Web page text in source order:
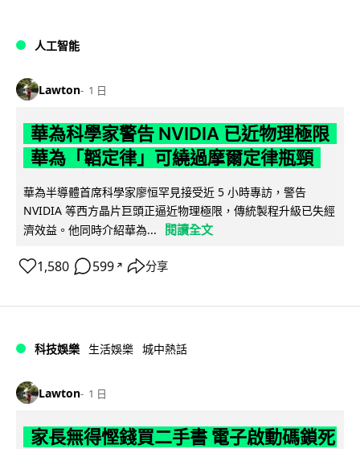
人工智能
Lawton 1 日
華為科學家警告 NVIDIA 已近物理極限
華為「韜定律」可繞過摩爾定律瓶頸
華為半導體首席科學家廖恒罕見接受近 5 小時專訪，警告
NVIDIA 等西方晶片巨頭正逼近物理極限，傳統製程升級已失經
濟效益。他同時介紹華為...
閱讀全文
1,580 599 ↗ 分享
科技娛樂 生活娛樂 城中熱話
Lawton 1 日
家長無得慳錢買二手書 電子啟動碼鎖死